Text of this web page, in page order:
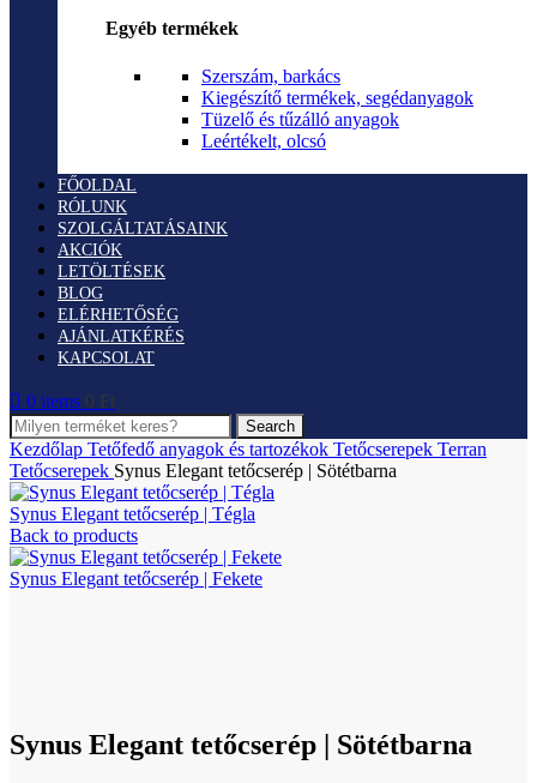
Egyéb termékek
Szerszám, barkács
Kiegészítő termékek, segédanyagok
Tüzelő és tűzálló anyagok
Leértékelt, olcsó
FŐOLDAL
RÓLUNK
SZOLGÁLTATÁSAINK
AKCIÓK
LETÖLTÉSEK
BLOG
ELÉRHETŐSÉG
AJÁNLATKÉRÉS
KAPCSOLAT
0 items 0 Ft
Search
Kezdőlap Tetőfedő anyagok és tartozékok Tetőcserepek Terran
Tetőcserepek Synus Elegant tetőcserép | Sötétbarna
Synus Elegant tetőcserép | Tégla
Back to products
Synus Elegant tetőcserép | Fekete
Synus Elegant tetőcserép | Sötétbarna